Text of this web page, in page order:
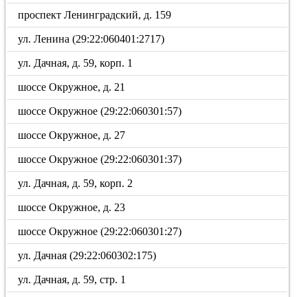
проспект Ленинградский, д. 159
ул. Ленина (29:22:060401:2717)
ул. Дачная, д. 59, корп. 1
шоссе Окружное, д. 21
шоссе Окружное (29:22:060301:57)
шоссе Окружное, д. 27
шоссе Окружное (29:22:060301:37)
ул. Дачная, д. 59, корп. 2
шоссе Окружное, д. 23
шоссе Окружное (29:22:060301:27)
ул. Дачная (29:22:060302:175)
ул. Дачная, д. 59, стр. 1